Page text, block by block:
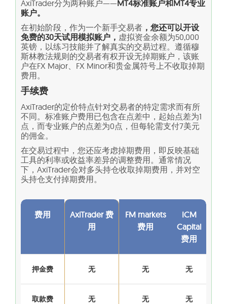
AxiTrader分为两种账户——MT4标准账户和MT4专业
账户。
在初始阶段，作为一个新手交易者 ，您还可以开设
免费的30天试用模拟账户， 虚拟资金余额为50,000
英镑，以练习技能并了解真实的交易过程。遵循穆
斯林教法规则的交易者有权开设无掉期账户，该账
户在FX Major、FX Minor和贵金属符号上不收取掉期
费用。
手续费
AxiTrader的定价特点针对交易者的特定需求而有所
不同。标准账户费用已包含在点差中，起始点差为1
点，而专业账户的点差为0点，但每轮需支付7美元
的佣金。
在交易过程中，您还应考虑掉期费用，即反映基础
工具的利率或收益率差异的调整费用。通常情况
下，AxiTrader会对多头持仓收取掉期费用，并对空
头持仓支付掉期费用。
费用
AxiTrader 费
用
FM markets
费用
ICM
Capital
费用
押金费 无 无 无
取款费 无 无 无